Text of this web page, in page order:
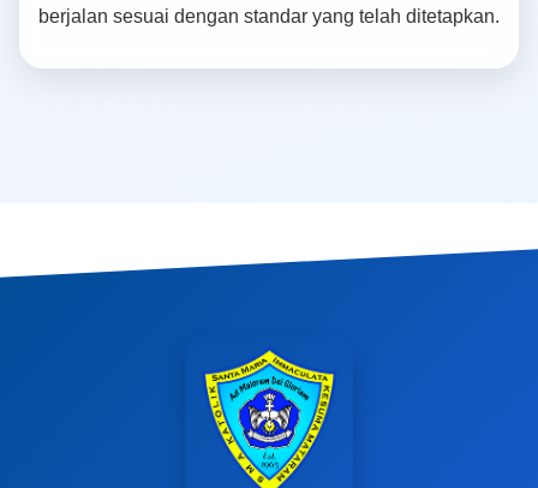
berjalan sesuai dengan standar yang telah ditetapkan.